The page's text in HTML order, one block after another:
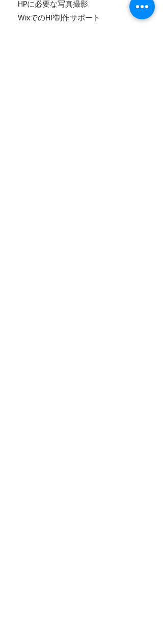
HPに必要な写真撮影
WixでのHP制作サポート